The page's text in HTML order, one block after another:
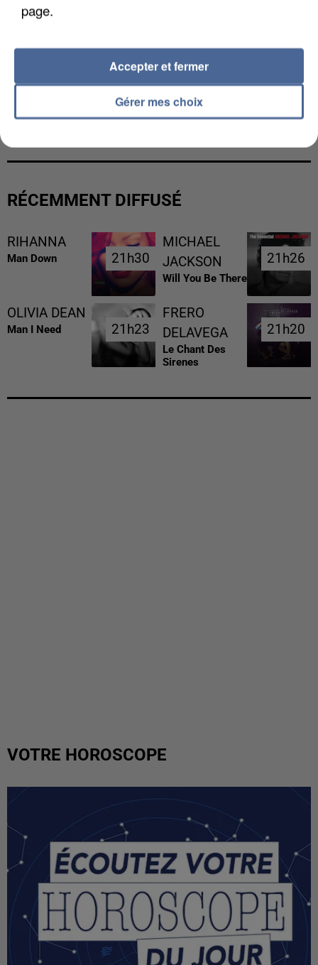
L’UN DES FONDATEURS SUPPOSÉS DE LA DZ
MAFIA INTERPELLÉ EN ALGÉRIE
RÉCEMMENT DIFFUSÉ
RIHANNA
Man Down 21h30
21h30
MICHAEL
JACKSON
Will You Be There
21h26
21h26
OLIVIA DEAN
Man I Need 21h23
21h23
FRERO
DELAVEGA
Le Chant Des
Sirenes
21h20
21h20
VOTRE HOROSCOPE
page.
Gérer mes choix
Accepter et fermer